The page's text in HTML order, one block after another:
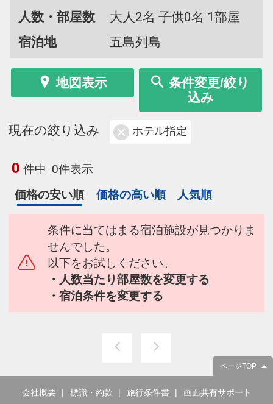
人数・部屋数
大人2名 子供0名 1部屋
宿泊地
五島列島
地図表示
条件変更/絞り
込み
現在の絞り込み ホテル指定
0 件中 0件表示
価格の安い順
価格の高い順 人気順
条件に当てはまる宿泊施設が見つかりま
せんでした。
以下をお試しください。
・人数当たり部屋数を変更する
・宿泊条件を変更する
ページTOP
会社概要 標識・約款 旅行条件書 画面共有サポート